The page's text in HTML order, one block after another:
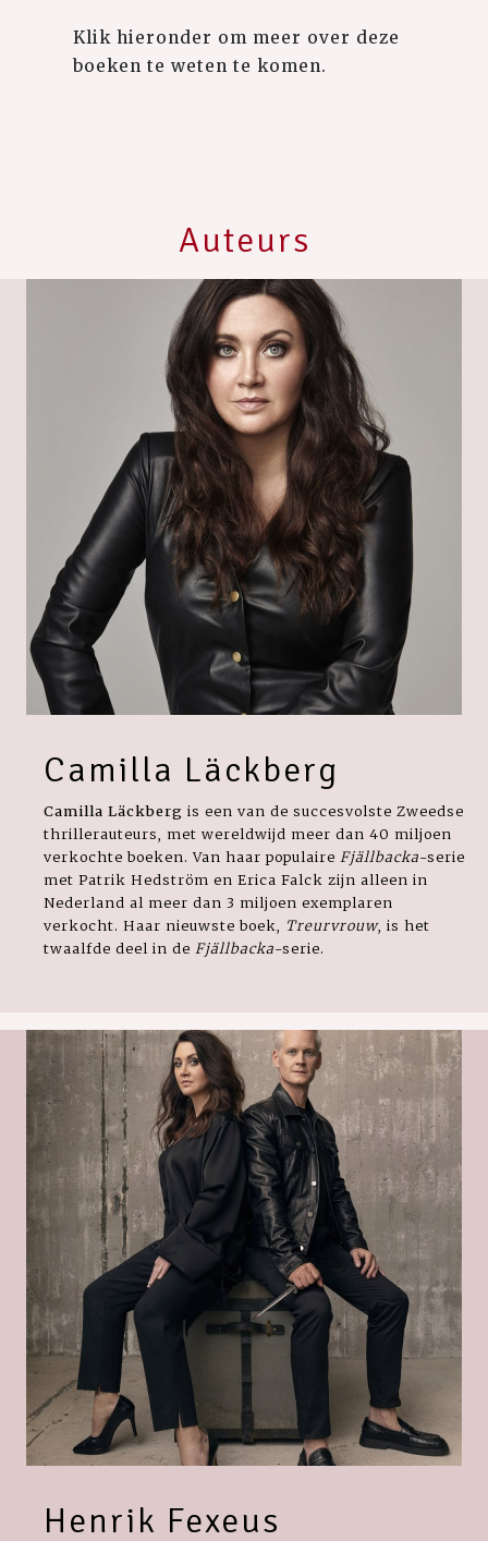
Klik hieronder om meer over deze
boeken te weten te komen.
Auteurs
Camilla Läckberg
Camilla Läckberg is een van de succesvolste Zweedse
thrillerauteurs, met wereldwijd meer dan 40 miljoen
verkochte boeken. Van haar populaire Fjällbacka-serie
met Patrik Hedström en Erica Falck zijn alleen in
Nederland al meer dan 3 miljoen exemplaren
verkocht. Haar nieuwste boek,
Treurvrouw, is het
twaalfde deel in de Fjällbacka-serie.
Henrik Fexeus